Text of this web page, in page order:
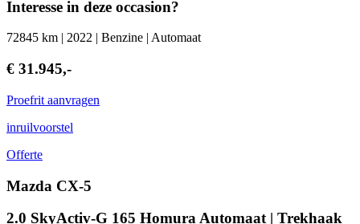
Interesse in deze occasion?
72845 km | 2022 | Benzine | Automaat
€ 31.945,-
Proefrit aanvragen
inruilvoorstel
Offerte
Mazda CX-5
2.0 SkyActiv-G 165 Homura Automaat | Trekhaak